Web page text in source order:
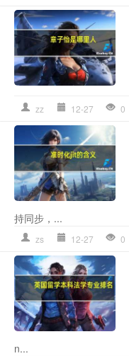
zz 12-27 0
持同步，...
zs 12-27 0
n...